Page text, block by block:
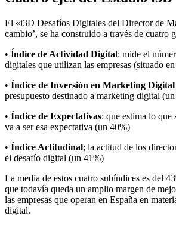
El «i3D Desafíos Digitales del Director de
cambio’, se ha construido a través de cuatro
• Índice de Actividad Digital: mide el
digitales que utilizan las empresas (situado
• Índice de Inversión en Marketing
presupuesto destinado a marketing digital
• Índice de Expectativas: que estima lo que
va a ser esa expectativa (un 40%)
• Índice Actitudinal; la actitud de los
el desafío digital (un 41%)
La media de estos cuatro subíndices es del
que todavía queda un amplio margen de
las empresas que operan en España en
digital.